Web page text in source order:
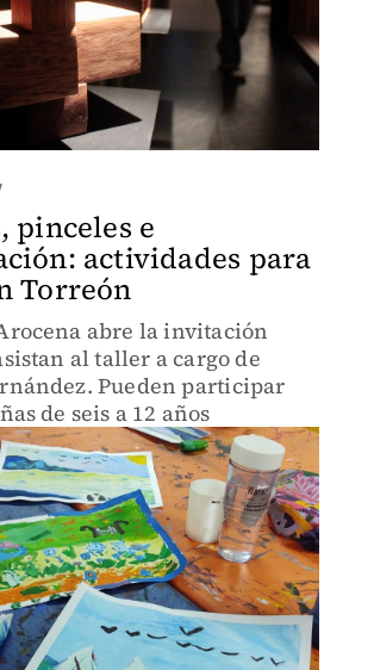
pinceles e
actividades para
Torreón
abre la invitación
al taller a cargo de
Pueden participar
de seis a 12 años